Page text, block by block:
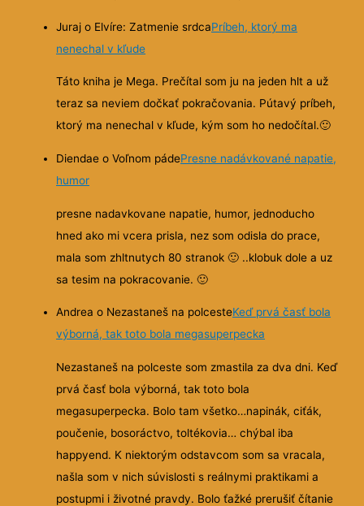
Juraj o Elvíre: Zatmenie srdcaPríbeh, ktorý ma
nenechal v kľude
Táto kniha je Mega. Prečítal som ju na jeden hlt a už
teraz sa neviem dočkať pokračovania. Pútavý príbeh,
ktorý ma nenechal v kľude, kým som ho nedočítal.🙂
Diendae o Voľnom pádePresne nadávkované napatie,
humor
presne nadavkovane napatie, humor, jednoducho
hned ako mi vcera prisla, nez som odisla do prace,
mala som zhltnutych 80 stranok🙂 ..klobuk dole a uz
sa tesim na pokracovanie.🙂
Andrea o Nezastaneš na polcesteKeď prvá časť bola
výborná, tak toto bola megasuperpecka
Nezastaneš na polceste som zmastila za dva dni. Keď
prvá časť bola výborná, tak toto bola
megasuperpecka. Bolo tam všetko…napinák, ciťák,
poučenie, bosoráctvo, toltékovia… chýbal iba
happyend. K niektorým odstavcom som sa vracala,
našla som v nich súvislosti s reálnymi praktikami a
postupmi i životné pravdy. Bolo ťažké prerušiť čítanie